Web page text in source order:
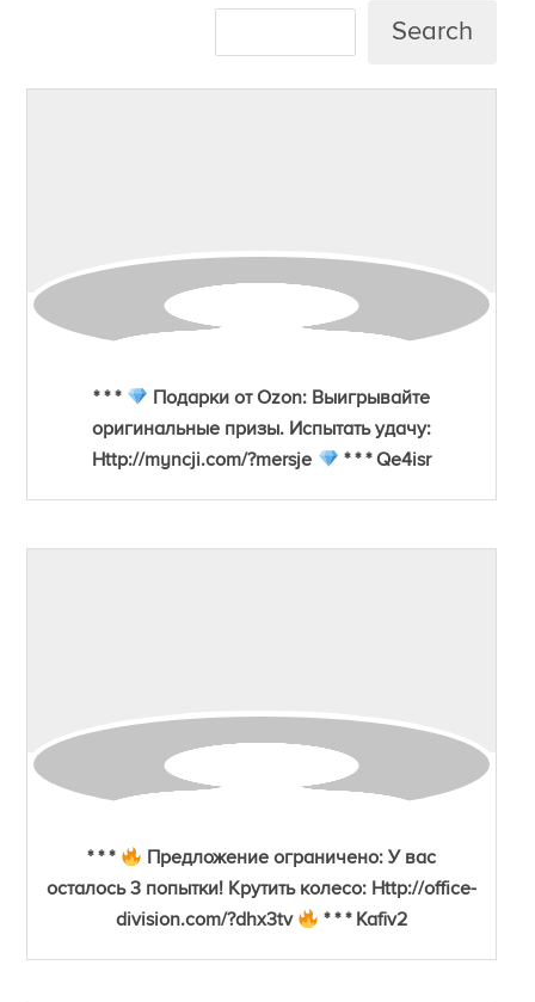
* * *
Подарки от Ozon: Выигрывайте
оригинальные призы. Испытать удачу:
Http://myncji.com/?mersje
* * * Qe4isr
* * *
Предложение ограничено: У вас
осталось 3 попытки! Крутить колесо: Http://office-
division.com/?dhx3tv
* * * Kafiv2